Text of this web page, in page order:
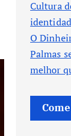
Cultura
O
Palmas
melhor